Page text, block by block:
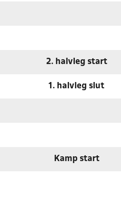
2. halvleg start
1. halvleg slut
Kamp start